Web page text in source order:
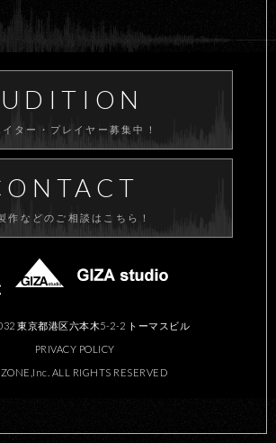
東京都港区六本木5-2-2 トーマスビル
PRIVACY POLICY
ALL RIGHTS RESERVED
ター・プレイヤー募集中！
作などのご相談はこちら！